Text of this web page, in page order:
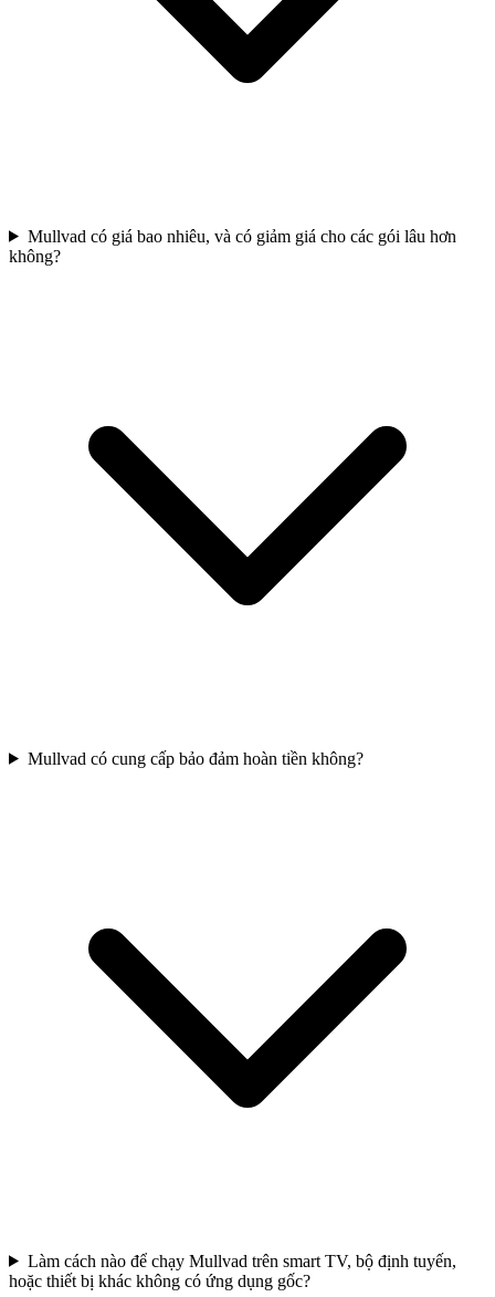
Mullvad có giá bao nhiêu, và có giảm giá cho các gói lâu hơn
không?
Mullvad có cung cấp bảo đảm hoàn tiền không?
Làm cách nào để chạy Mullvad trên smart TV, bộ định tuyến,
hoặc thiết bị khác không có ứng dụng gốc?